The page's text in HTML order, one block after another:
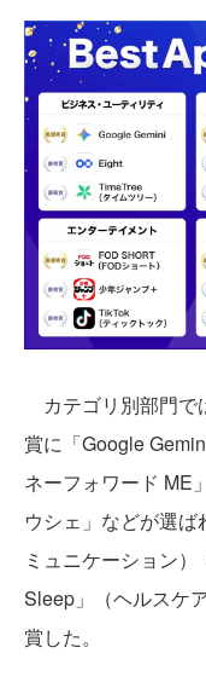
カテゴリ別部門で
賞に「Google
ネーフォワード ME
ウシェ」などが選
ミュニケーション
Sleep」（ヘルスケ
賞した。